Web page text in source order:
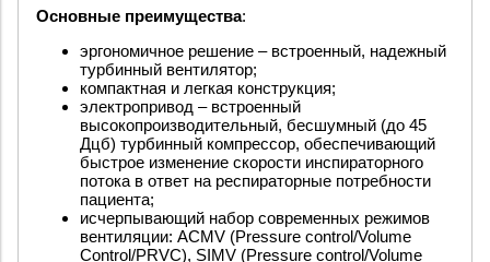
Основные преимущества:
эргономичное решение – встроенный, надежный
турбинный вентилятор;
компактная и легкая конструкция;
электропривод – встроенный
высокопроизводительный, бесшумный (до 45
Дцб) турбинный компрессор, обеспечивающий
быстрое изменение скорости инспираторного
потока в ответ на респираторные потребности
пациента;
исчерпывающий набор современных режимов
вентиляции: АCMV (Pressure control/Volume
Control/PRVC), SIMV (Pressure control/Volume